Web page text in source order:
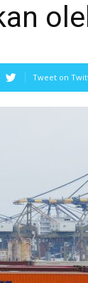
Tweet on